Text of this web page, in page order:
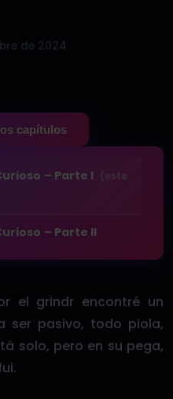
de 2024
capítulos
– Parte I
– Parte II
el grindr encontré un
ser pasivo, todo piola,
solo, pero en su pega,